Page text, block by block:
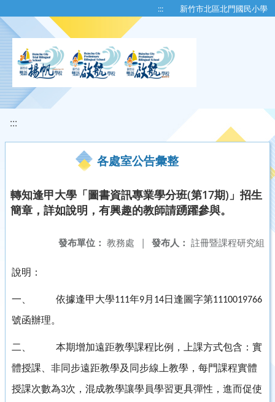
::: 新竹市北區北門國民小學
:::
各處室公告彙整
轉知逢甲大學「圖書資訊專業學分班(第17期)」招生
簡章，詳如說明，有興趣的教師請踴躍參與。
發布人： 註冊暨課程研究組
發布單位： 教務處 |
說明：
一、 依據逢甲大學111年9月 14日逢圖字第1110019766
號函辦理。
二、
本期增加遠距教學課程比例，上課方式包含：實
體授課、非同步遠距教學及同步線上教學，每門課程實體
授課次數為3次，混成教學讓學員學習更具彈性，進而促使